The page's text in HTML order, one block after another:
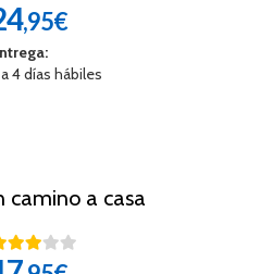
,95€
4 días hábiles
camino a casa